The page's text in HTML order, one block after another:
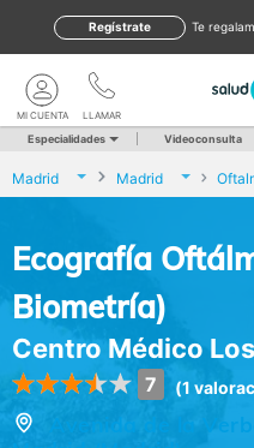
te
Regístrate
LLAMAR
MI CUENTA
Especialidades Videoconsulta
Madrid Madrid
Ecografía
Biometría)
Centro Médico
7 (1
Avenida de la